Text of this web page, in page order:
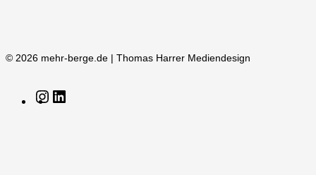
© 2026 mehr-berge.de | Thomas Harrer Mediendesign
Instagram